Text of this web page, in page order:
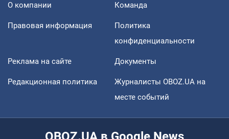
О компании Команда
Правовая информация
Политика
конфиденциальности
Реклама на сайте Документы
Редакционная политика
Журналисты OBOZ.UA на
месте событий